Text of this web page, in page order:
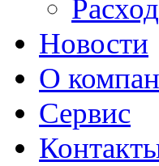
Новости
О
Сервис